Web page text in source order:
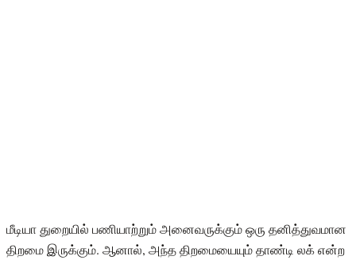
மீடியா துறையில் பணியாற்றும் அனைவருக்கும் ஒரு தனித்துவமான
திறமை இருக்கும். ஆனால், அந்த திறமையையும் தாண்டி லக் என்ற